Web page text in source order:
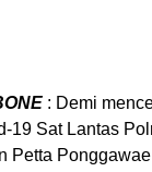
: Demi
19 Sat Lantas
Petta